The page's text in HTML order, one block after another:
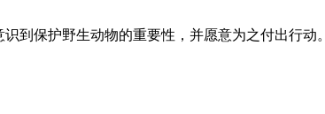
到保护野生动物的重要性，并愿意为之付出行动。